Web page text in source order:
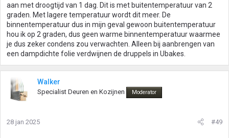
aan met droogtijd van 1 dag. Dit is met buitentemperatuur van 2
graden. Met lagere temperatuur wordt dit meer. De
binnentemperatuur dus in mijn geval gewoon buitentemperatuur
hou ik op 2 graden, dus geen warme binnentemperatuur waarmee
je dus zeker condens zou verwachten. Alleen bij aanbrengen van
een dampdichte folie verdwijnen de druppels in Ubakes.
Walker
Specialist Deuren en Kozijnen Moderator
28 jan 2025 #49